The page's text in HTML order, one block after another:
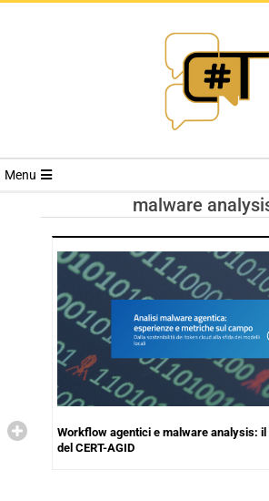
Menu
malware
Workflow agentici e malware analysis: il
del CERT-AGID